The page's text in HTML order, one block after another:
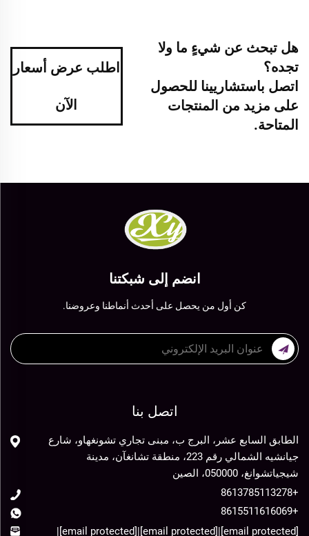
هل تبحث عن شيءٍ ما ولا
تجده؟
اتصل باستشاريينا للحصول
على مزيد من المنتجات
المتاحة.
اطلب عرض أسعار
الآن
انضم إلى شبكتنا
كن أول من يحصل على أحدث أنماطنا وعروضنا.
اتصل بنا
الطابق السابع عشر، البرج ب، مبنى تجاري تشونغهاو، شارع
جيانشيه الشمالي رقم 223، منطقة تشانغآن، مدينة
شيجياتشوانغ، 050000، الصين
+8613785113278
+8615511616069
[email protected]
|
[email protected]
|
[email protected]
|